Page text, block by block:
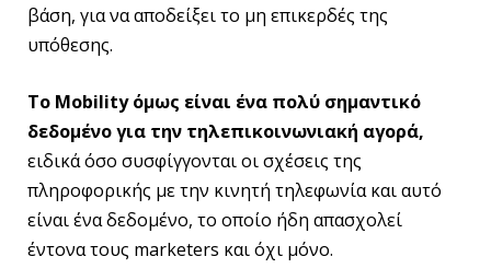
βάση, για να αποδείξει το μη επικερδές της
υπόθεσης.
Το Mobility όμως είναι ένα πολύ σημαντικό
δεδομένο για την τηλεπικοινωνιακή αγορά,
ειδικά όσο συσφίγγονται οι σχέσεις της
πληροφορικής με την κινητή τηλεφωνία και αυτό
είναι ένα δεδομένο, το οποίο ήδη απασχολεί
έντονα τους marketers και όχι μόνο.